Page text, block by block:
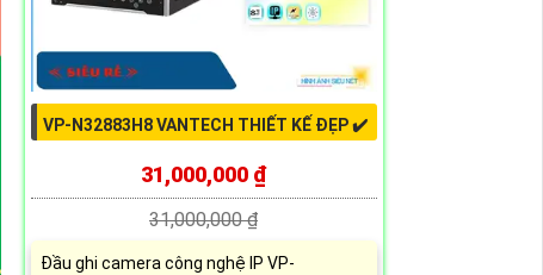
VP-N32883H8 VANTECH THIẾT KẾ ĐẸP ✔️
31,000,000 ₫
31,000,000 ₫
Đầu ghi camera công nghệ IP VP-